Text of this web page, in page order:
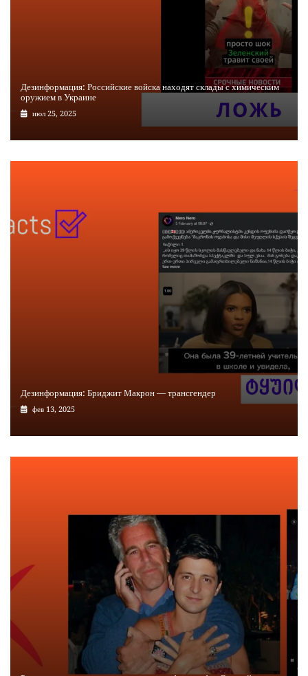
Дезинформация: Российские войска находят склады с химическим
оружием в Украине
июл 25, 2025
Дезинформация: Бриджит Макрон — трансгендер
фев 13, 2025